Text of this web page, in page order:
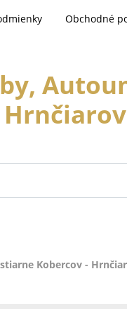
Obchodné
Kobercov -